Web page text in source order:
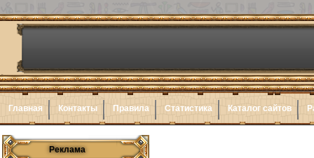
Главная Контакты Правила Статистика Каталог сайтов
Реклама